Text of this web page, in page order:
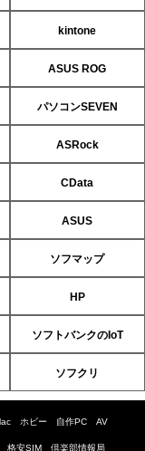
kintone
ASUS ROG
パソコンSEVEN
ASRock
CData
ASUS
ソフマップ
HP
ソフトバンクのIoT
ソフクリ
ホビー 自作PC AV
格安SIM 倶楽部情報局